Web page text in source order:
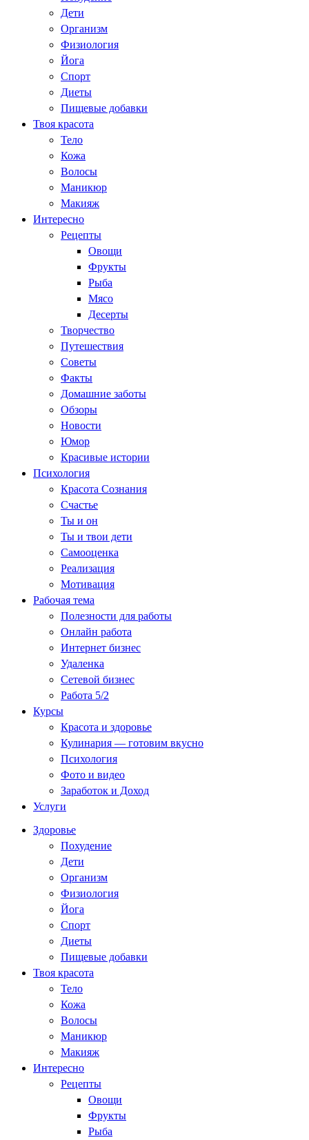
Дети
Организм
Физиология
Йога
Спорт
Диеты
Пищевые добавки
Твоя красота
Тело
Кожа
Волосы
Маникюр
Макияж
Интересно
Рецепты
Овощи
Фрукты
Рыба
Мясо
Десерты
Творчество
Путешествия
Советы
Факты
Домашние заботы
Обзоры
Новости
Юмор
Красивые истории
Психология
Красота Сознания
Счастье
Ты и он
Ты и твои дети
Самооценка
Реализация
Мотивация
Рабочая тема
Полезности для работы
Онлайн работа
Интернет бизнес
Удаленка
Сетевой бизнес
Работа 5/2
Курсы
Красота и здоровье
Кулинария — готовим вкусно
Психология
Фото и видео
Заработок и Доход
Услуги
Здоровье
Похудение
Дети
Организм
Физиология
Йога
Спорт
Диеты
Пищевые добавки
Твоя красота
Тело
Кожа
Волосы
Маникюр
Макияж
Интересно
Рецепты
Овощи
Фрукты
Рыба